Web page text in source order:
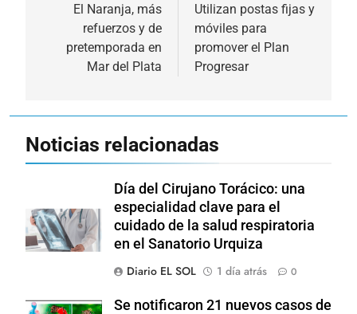
entradas
El Naranja, más
refuerzos y de
pretemporada en
Mar del Plata
Utilizan postas fijas y
móviles para
promover el Plan
Progresar
Noticias relacionadas
Día del Cirujano Torácico: una
especialidad clave para el
cuidado de la salud respiratoria
en el Sanatorio Urquiza
Diario EL SOL
1 día atrás 0
Se notificaron 21 nuevos casos de